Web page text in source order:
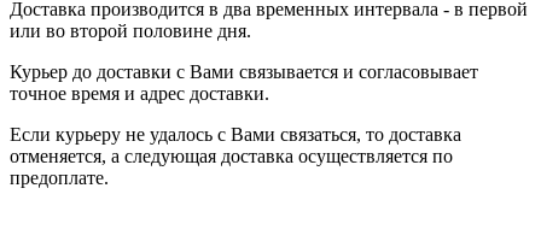
Доставка производится в два временных интервала - в первой
или во второй половине дня.
Курьер до доставки с Вами связывается и согласовывает
точное время и адрес доставки.
Если курьеру не удалось с Вами связаться, то доставка
отменяется, а следующая доставка осуществляется по
предоплате.